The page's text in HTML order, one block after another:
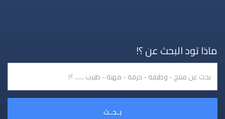
ماذا تود البحث عن ؟!
بـحـث